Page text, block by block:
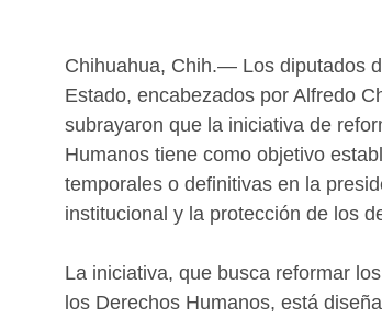
Chihuahua, Chih.— Los diputados
Estado, encabezados por Alfredo
subrayaron que la iniciativa de
Humanos tiene como objetivo
temporales o definitivas en la
institucional y la protección de los
La iniciativa, que busca reformar
los Derechos Humanos, está